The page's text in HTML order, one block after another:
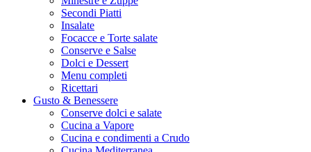
Secondi Piatti
Insalate
Focacce e Torte salate
Conserve e Salse
Dolci e Dessert
Menu completi
Ricettari
Gusto & Benessere
Conserve dolci e salate
Cucina a Vapore
Cucina e condimenti a Crudo